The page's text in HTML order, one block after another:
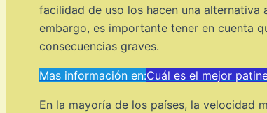
facilidad de uso los hacen una
embargo, es importante tener en cuenta
consecuencias graves.
Mas información en:Cuál es el mejor
En la mayoría de los países, la velocidad